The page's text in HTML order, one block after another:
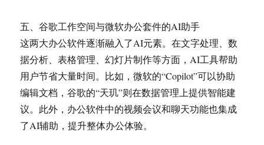
五、谷歌工作空间与微软办公套件的AI助手
这两大办公软件逐渐融入了AI元素。在文字处理、数
据分析、表格管理、幻灯片制作等方面，AI工具帮助
用户节省大量时间。比如，微软的“Copilot”可以协助
编辑文档，谷歌的“天玑”则在数据管理上提供智能建
议。此外，办公软件中的视频会议和聊天功能也集成
了AI辅助，提升整体办公体验。